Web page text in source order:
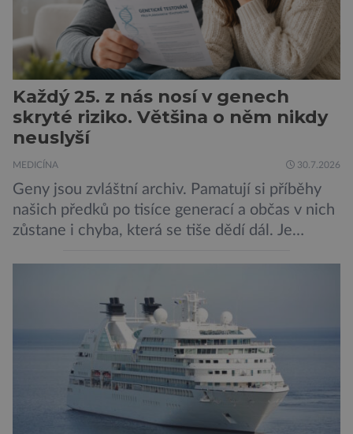
Každý 25. z nás nosí v genech
skryté riziko. Většina o něm nikdy
neuslyší
MEDICÍNA 30.7.2026
Geny jsou zvláštní archiv. Pamatují si příběhy
našich předků po tisíce generací a občas v nich
zůstane i chyba, která se tiše dědí dál. Je
jednou rozhodnout o zdraví jeho dítěte. Právě
to je případ řady dědičných onemocnění,
například cystické fibrózy, […]